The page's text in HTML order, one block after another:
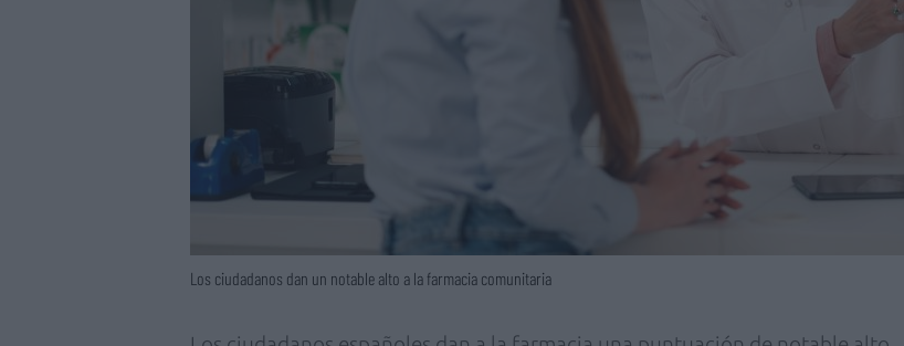
Los ciudadanos dan un notable alto a la farmacia comunitaria